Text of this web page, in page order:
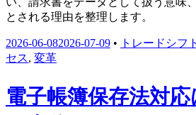
とされる理由を整理します。
2026-06-082026-07-09 • トレードシフ
セス, 変革
電子帳簿保存法対